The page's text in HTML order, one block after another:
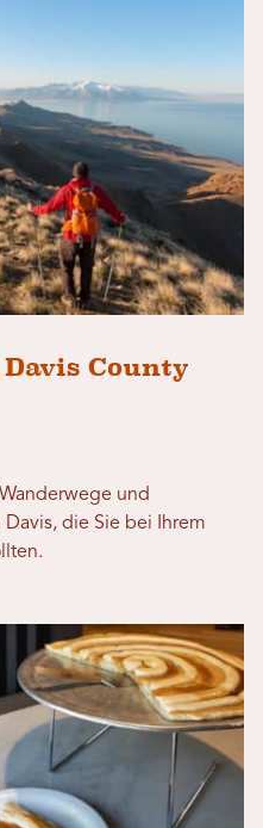
County
und
Davis, die Sie bei Ihrem